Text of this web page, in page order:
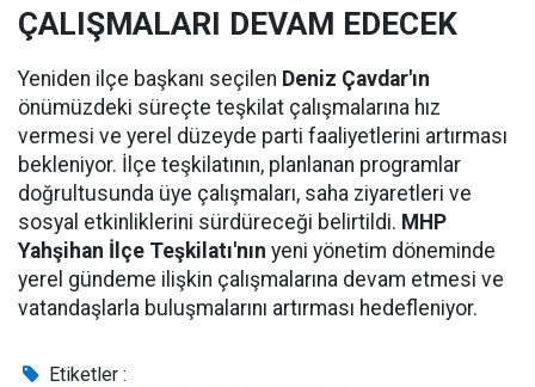
ÇALIŞMALARI DEVAM EDECEK
Yeniden ilçe başkanı seçilen Deniz Çavdar'ın
önümüzdeki süreçte teşkilat çalışmalarına hız
vermesi ve yerel düzeyde parti faaliyetlerini artırması
bekleniyor. İlçe teşkilatının, planlanan programlar
doğrultusunda üye çalışmaları, saha ziyaretleri ve
sosyal etkinliklerini sürdüreceği belirtildi. MHP
Yahşihan İlçe Teşkilatı'nın yeni yönetim döneminde
yerel gündeme ilişkin çalışmalarına devam etmesi ve
vatandaşlarla buluşmalarını artırması hedefleniyor.
Etiketler :